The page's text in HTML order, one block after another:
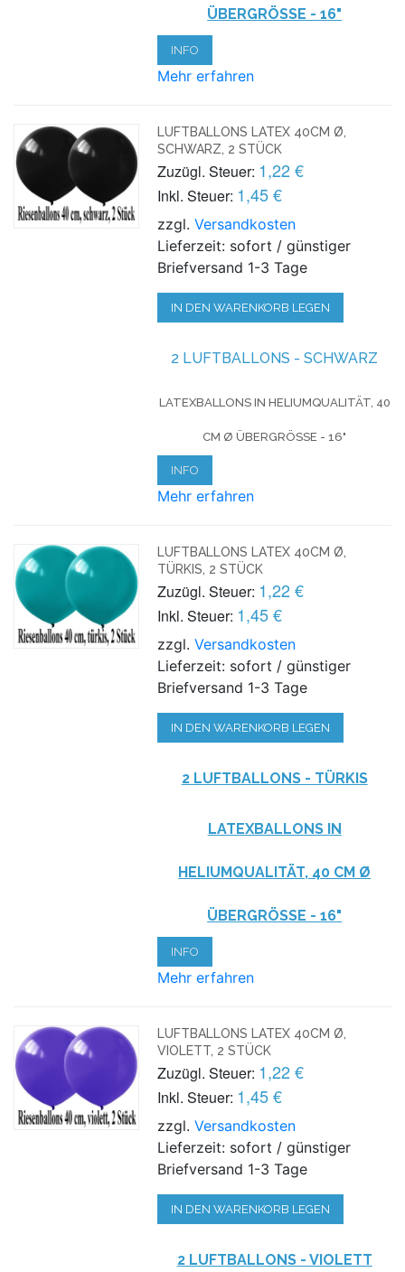
ÜBERGRÖSSE - 16"
INFO
Mehr erfahren
LUFTBALLONS LATEX 40CM Ø,
SCHWARZ, 2 STÜCK
Zuzügl. Steuer: 1,22 €
Inkl. Steuer: 1,45 €
zzgl.Versandkosten
Lieferzeit: sofort / günstiger
Briefversand 1-3 Tage
IN DEN WARENKORB LEGEN
2 LUFTBALLONS - SCHWARZ
LATEXBALLONS IN HELIUMQUALITÄT, 40
CM Ø ÜBERGRÖSSE - 16"
INFO
Mehr erfahren
LUFTBALLONS LATEX 40CM Ø,
TÜRKIS, 2 STÜCK
Zuzügl. Steuer: 1,22 €
Inkl. Steuer: 1,45 €
zzgl.Versandkosten
Lieferzeit: sofort / günstiger
Briefversand 1-3 Tage
IN DEN WARENKORB LEGEN
2 LUFTBALLONS - TÜRKIS
LATEXBALLONS IN
HELIUMQUALITÄT, 40 CM Ø
ÜBERGRÖSSE - 16"
INFO
Mehr erfahren
LUFTBALLONS LATEX 40CM Ø,
VIOLETT, 2 STÜCK
Zuzügl. Steuer: 1,22 €
Inkl. Steuer: 1,45 €
zzgl.Versandkosten
Lieferzeit: sofort / günstiger
Briefversand 1-3 Tage
IN DEN WARENKORB LEGEN
2 LUFTBALLONS - VIOLETT